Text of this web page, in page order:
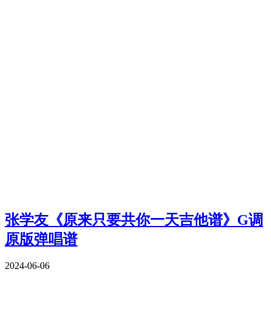
张学友《原来只要共你一天吉他谱》G调
原版弹唱谱
2024-06-06